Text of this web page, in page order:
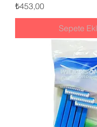
Fiyat
₺453,00
Sepete